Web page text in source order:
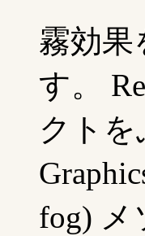
霧効果
す。
クトを
fog) メ